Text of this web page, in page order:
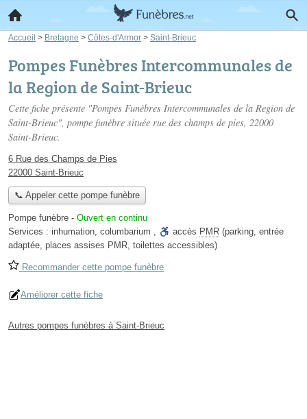
Accueil > Bretagne > Côtes-d'Armor > Saint-Brieuc
Pompes Funèbres Intercommunales de
la Region de Saint-Brieuc
Cette fiche présente "Pompes Funèbres Intercommunales de la Region de
Saint-Brieuc", pompe funèbre située rue des champs de pies, 22000
Saint-Brieuc.
6 Rue des Champs de Pies
22000 Saint-Brieuc
📞 Appeler cette pompe funèbre
Pompe funèbre - Ouvert en continu
Services : inhumation, columbarium , accès PMR (parking, entrée
adaptée, places assises PMR, toilettes accessibles)
Recommander cette pompe funèbre
Améliorer cette fiche
Autres pompes funèbres à Saint-Brieuc